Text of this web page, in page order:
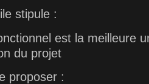
stipule :
est la meilleure
du projet
proposer :